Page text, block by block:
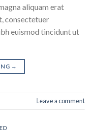
aliquam erat
consectetuer
euismod tincidunt ut
→
Leave a comment